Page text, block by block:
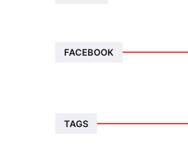
FACEBOOK
TAGS